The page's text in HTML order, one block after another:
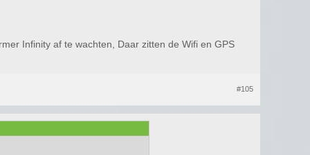
Infinity af te wachten, Daar zitten de Wifi en GPS
#105